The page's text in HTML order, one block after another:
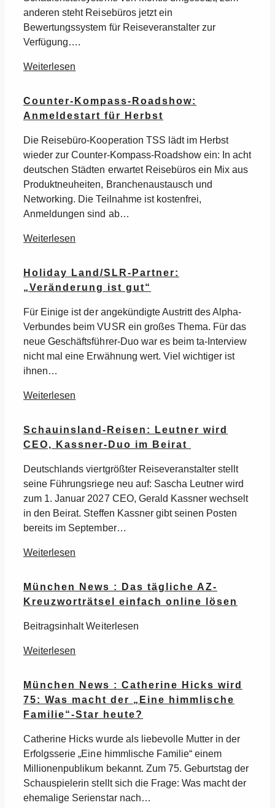
anderen steht Reisebüros jetzt ein
Bewertungssystem für Reiseveranstalter zur
Verfügung….
Weiterlesen
Counter-Kompass-Roadshow:
Anmeldestart für Herbst
Die Reisebüro-Kooperation TSS lädt im Herbst
wieder zur Counter-Kompass-Roadshow ein: In acht
deutschen Städten erwartet Reisebüros ein Mix aus
Produktneuheiten, Branchenaustausch und
Networking. Die Teilnahme ist kostenfrei,
Anmeldungen sind ab…
Weiterlesen
Holiday Land/SLR-Partner:
„Veränderung ist gut“
Für Einige ist der angekündigte Austritt des Alpha-
Verbundes beim VUSR ein großes Thema. Für das
neue Geschäftsführer-Duo war es beim ta-Interview
nicht mal eine Erwähnung wert. Viel wichtiger ist
ihnen…
Weiterlesen
Schauinsland-Reisen: Leutner wird
CEO, Kassner-Duo im Beirat
Deutschlands viertgrößter Reiseveranstalter stellt
seine Führungsriege neu auf: Sascha Leutner wird
zum 1. Januar 2027 CEO, Gerald Kassner wechselt
in den Beirat. Steffen Kassner gibt seinen Posten
bereits im September…
Weiterlesen
München News : Das tägliche AZ-
Kreuzworträtsel einfach online lösen
Beitragsinhalt Weiterlesen
Weiterlesen
München News : Catherine Hicks wird
75: Was macht der „Eine himmlische
Familie“-Star heute?
Catherine Hicks wurde als liebevolle Mutter in der
Erfolgsserie „Eine himmlische Familie“ einem
Millionenpublikum bekannt. Zum 75. Geburtstag der
Schauspielerin stellt sich die Frage: Was macht der
ehemalige Serienstar nach…